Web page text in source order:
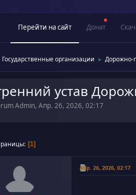
Перейти на сайт Донат
Государственные организации ► Дорожно-
устав
Admin, Апр. 26, 2026, 02:17
1
Апр. 26, 2026, 02:17